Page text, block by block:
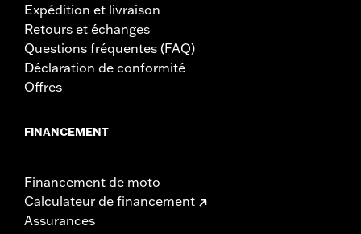
Expédition et livraison
Retours et échanges
Questions fréquentes (FAQ)
Déclaration de conformité
Offres
FINANCEMENT
Financement de moto
Calculateur de financement
Assurances